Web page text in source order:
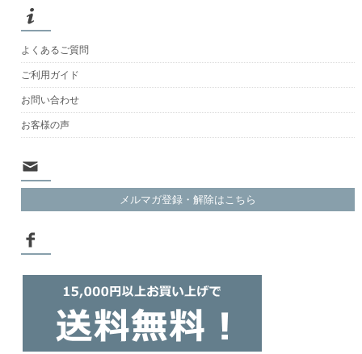
よくあるご質問
ご利用ガイド
お問い合わせ
お客様の声
メルマガ登録・解除はこちら